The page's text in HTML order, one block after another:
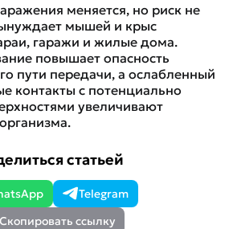
меняется, но риск не
мышей и крыс
гаражи и жилые дома.
повышает опасность
пути передачи, а ослабленный
контакты с потенциально
увеличивают
статьей
Telegram
Скопировать ссылку